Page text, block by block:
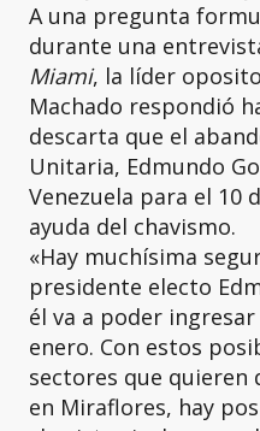
A una pregunta
durante una
Miami, la líder
Machado respondió
descarta que el
Unitaria, Edmundo
Venezuela para el 10
ayuda del chavismo.
«Hay muchísima
presidente electo
él va a poder ingresar
enero. Con estos
sectores que quieren
en Miraflores, hay